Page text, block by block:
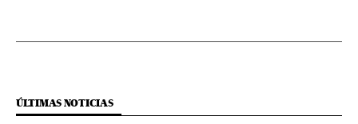
ÚLTIMAS NOTICIAS